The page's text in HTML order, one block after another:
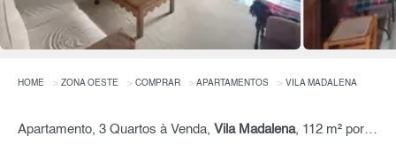
HOME ZONA OESTE COMPRAR APARTAMENTOS VILA MADALENA
Apartamento, 3 Quartos à Venda, Vila Madalena, 112 m² por R$ 1.270.000,00